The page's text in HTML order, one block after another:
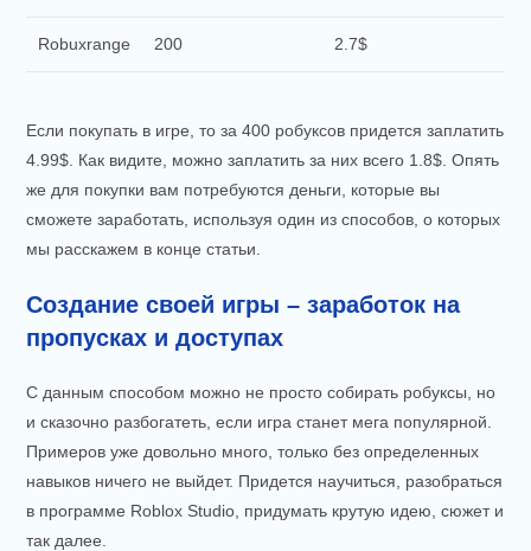
Robuxrange 200 2.7$
Если покупать в игре, то за 400 робуксов придется заплатить
4.99$. Как видите, можно заплатить за них всего 1.8$. Опять
же для покупки вам потребуются деньги, которые вы
сможете заработать, используя один из способов, о которых
мы расскажем в конце статьи.
Создание своей игры – заработок на
пропусках и доступах
С данным способом можно не просто собирать робуксы, но
и сказочно разбогатеть, если игра станет мега популярной.
Примеров уже довольно много, только без определенных
навыков ничего не выйдет. Придется научиться, разобраться
в программе Roblox Studio, придумать крутую идею, сюжет и
так далее.